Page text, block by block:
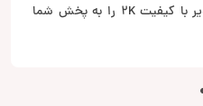
پلاستیکی است که میتواند تصاویر با کیفیت 2K را به پخش شما